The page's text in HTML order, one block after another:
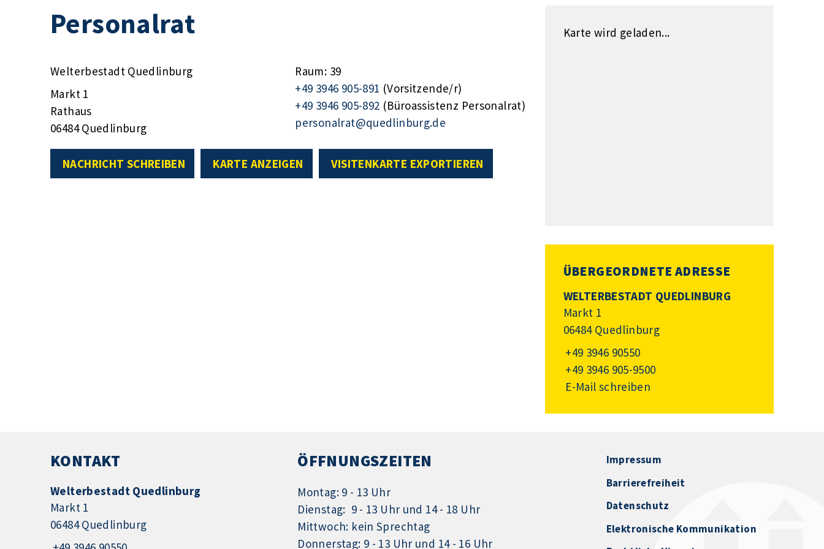
Personalrat
Welterbestadt Quedlinburg
Markt 1
Rathaus
06484 Quedlinburg
Raum: 39
+49 3946 905-891 (Vorsitzende/r)
+49 3946 905-892 (Büroassistenz Personalrat)
personalrat@quedlinburg.de
NACHRICHT SCHREIBEN KARTE ANZEIGEN VISITENKARTE EXPORTIEREN
Karte wird geladen...
ÜBERGEORDNETE ADRESSE
WELTERBESTADT QUEDLINBURG
Markt 1
06484 Quedlinburg
+49 3946 90550
+49 3946 905-9500
E-Mail schreiben
KONTAKT
Welterbestadt Quedlinburg
Markt 1
06484 Quedlinburg
ÖFFNUNGSZEITEN
Montag: 9 - 13 Uhr
Dienstag: 9 - 13 Uhr und 14 - 18 Uhr
Mittwoch: kein Sprechtag
Donnerstag: 9 - 13 Uhr und 14 - 16 Uhr
Impressum
Barrierefreiheit
Datenschutz
Elektronische Kommunikation